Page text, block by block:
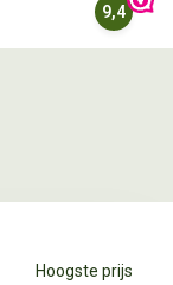
9,4
Hoogste prijs